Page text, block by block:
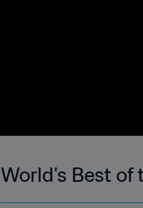
World's Best of